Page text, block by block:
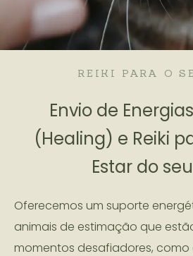
REIKI PARA O
Envio de
(Healing) e Reiki
Estar do
Oferecemos um suporte
animais de estimação que
momentos desafiadores, como